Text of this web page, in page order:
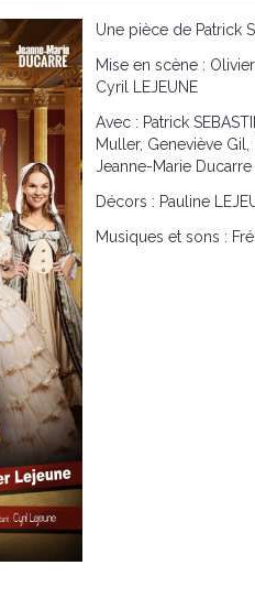
Une pièce de Patrick
Mise en scène :
Cyril LEJEUNE
Avec : Patrick
Muller, Geneviève Gil,
Jeanne-Marie Ducarre
Décors : Pauline
Musiques et sons :